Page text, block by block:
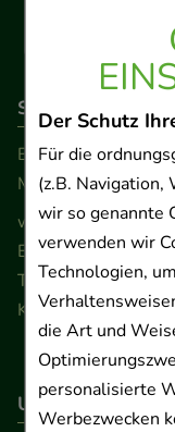
Der Schutz
Für die
(z.B. Navigation,
wir so genannte
verwenden wir
Technologien,
die Art und
personalisierte
Werbezwecken
So erreichen Sie
Beratung und
Montag - Freitag
www.ApoSalis.de·
Ernst-August-Platz
Telefon 0511 89
Kontaktformular
Unser